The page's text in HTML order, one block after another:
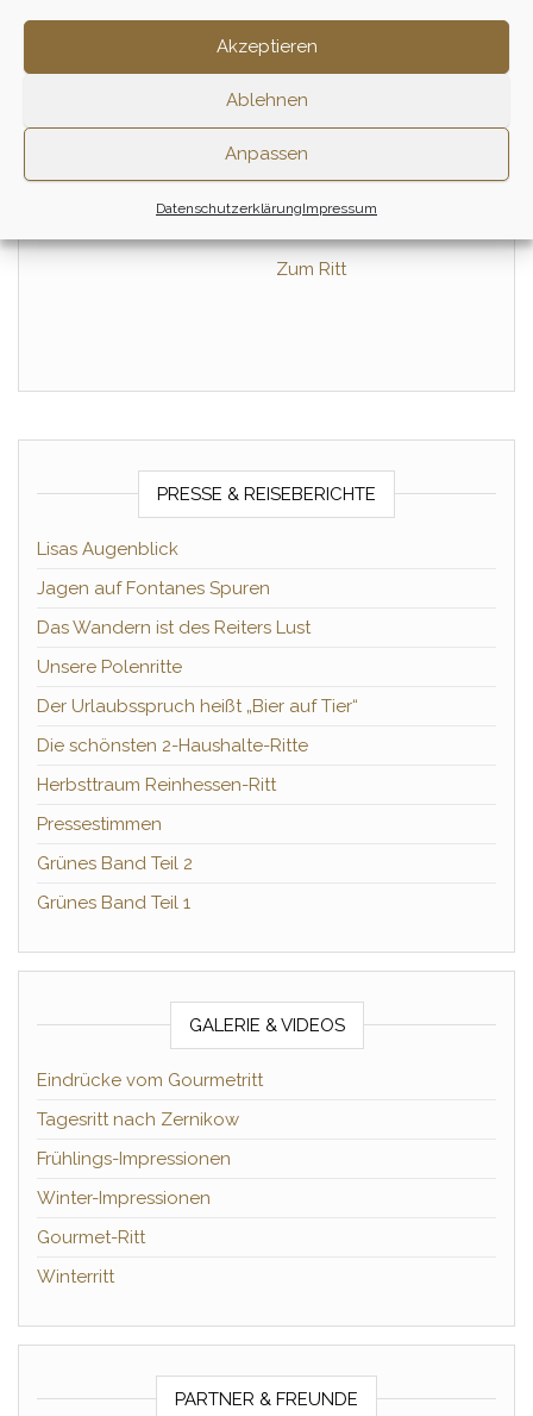
Akzeptieren
Ablehnen
Anpassen
DatenschutzerklärungImpressum
1 Tag
Zum Ritt
PRESSE & REISEBERICHTE
Lisas Augenblick
Jagen auf Fontanes Spuren
Das Wandern ist des Reiters Lust
Unsere Polenritte
Der Urlaubsspruch heißt „Bier auf Tier“
Die schönsten 2-Haushalte-Ritte
Herbsttraum Reinhessen-Ritt
Pressestimmen
Grünes Band Teil 2
Grünes Band Teil 1
GALERIE & VIDEOS
Eindrücke vom Gourmetritt
Tagesritt nach Zernikow
Frühlings-Impressionen
Winter-Impressionen
Gourmet-Ritt
Winterritt
PARTNER & FREUNDE